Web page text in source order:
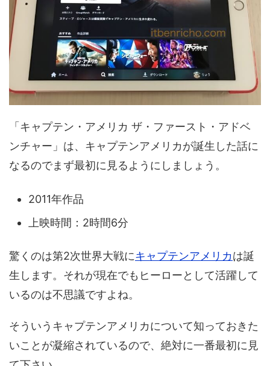
「キャプテン・アメリカ ザ・ファースト・アドベ
ンチャー」は、キャプテンアメリカが誕生した話に
なるのでまず最初に見るようにしましょう。
2011年作品
上映時間：2時間6分
驚くのは第2次世界大戦にキャプテンアメリカは誕
生します。それが現在でもヒーローとして活躍して
いるのは不思議ですよね。
そういうキャプテンアメリカについて知っておきた
いことが凝縮されているので、絶対に一番最初に見